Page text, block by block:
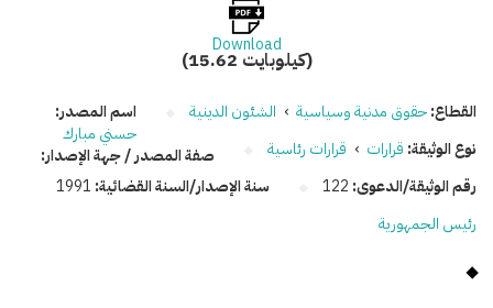
Download
(15.62 كيلوبايت)
القطاع:حقوق مدنية وسياسية › الشئون الدينية
نوع الوثيقة: قرارات › قرارات رئاسية
رقم الوثيقة/الدعوى: 122 سنة الإصدار/السنة القضائية: 1991
اسم المصدر:
حسني مبارك
صفة المصدر / جهة الإصدار:
رئيس الجمهورية